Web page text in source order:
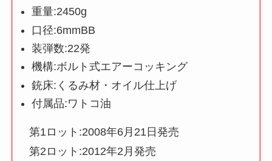
重量:2450g
口径:6mmBB
装弾数:22発
機構:ボルト式エアーコッキング
銃床:くるみ材・オイル仕上げ
付属品:ワトコ油
第1ロット:2008年6月21日発売
第2ロット:2012年2月発売